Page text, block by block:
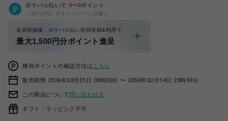
ポケパル払いで 0〜0ポイント
（1P=1円）※キャンペーン分除く
会員登録後、ポケパル払い初回登録&利用で
最大1,500円分ポイント進呈
獲得ポイントの確認方法は こちら
販売期間 2026年03月01日 00時00分 〜 2050年02月14日 23時59分
この商品について問い合わせる
ギフト：ラッピング不可